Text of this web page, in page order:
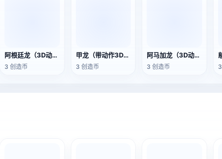
阿根廷龙（3D动画模型）
3 创造币
甲龙（带动作3D模型）
3 创造币
阿马加龙（3D动画模型）
3 创造币